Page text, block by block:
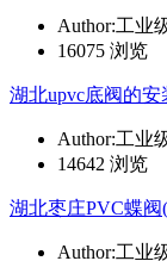
Author:工业
16075 浏览
湖北upvc底阀的安
Author:工业
14642 浏览
湖北枣庄PVC蝶阀
Author:工业